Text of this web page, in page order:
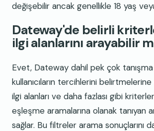
değişebilir ancak genellikle 18 yaş
Dateway'de belirli
ilgi alanlarını arayabilir
Evet, Dateway dahil pek çok
kullanıcıların tercihlerini
ilgi alanları ve daha fazlası gibi
eşleşme aramalarına olanak tanıyan
sağlar. Bu filtreler arama sonuçlarını